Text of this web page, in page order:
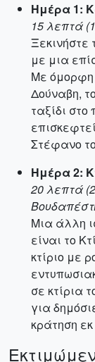
Ημέρα 1:
15 λεπτά
Ξεκινήστε
με μια
Με όμορφη
Δούναβη,
ταξίδι
Στέφανο
Ημέρα 2:
20 λεπτά
Μια άλλη
είναι το
κτίριο με
σε κτίρια
για
κράτηση